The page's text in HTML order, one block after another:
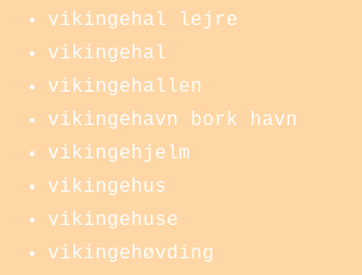
vikingehal lejre
vikingehal
vikingehallen
vikingehavn bork havn
vikingehjelm
vikingehus
vikingehuse
vikingehøvding